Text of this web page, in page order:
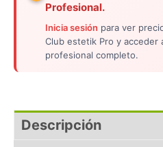
Profesional.
Inicia sesión para ver
Club estetik Pro y acceder
profesional completo.
Descripción